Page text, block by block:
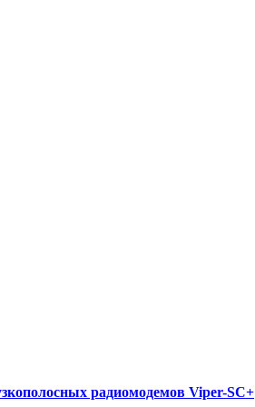
радиомодемов Viper-SC+